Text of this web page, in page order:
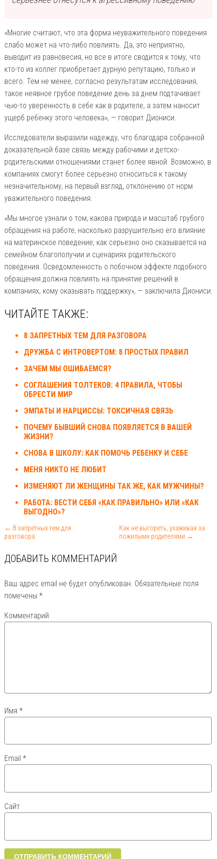
«Многие считают, что эта форма неуважительного поведения
слабо может на что-либо повлиять. Да, это неприятно,
выводит из равновесия, но все в итоге сводится к тому, что
кто-то из коллег приобретает дурную репутацию, только и
всего. Тем не менее, согласно результатам исследования,
такое неявное грубое поведение день за днем подтачивает
чью-то уверенность в себе как в родителе, а затем наносит
ущерб ребенку этого человека», — говорит Диониси.
Исследователи выразили надежду, что благодаря собранной
доказательной базе связь между рабочими и детско-
родительскими отношениями станет более явной. Возможно, в
компаниях смогут более серьезно относиться к такому
незначительному, на первый взгляд, отклонению от норм
уважительного поведения.
«Мы многое узнали о том, какова природа и масштаб грубого
обращения на работе, насколько разрушительно его влияние
на материнское поведение, как серьезно оно сказывается на
семейном благополучии и сценариях родительского
поведения. Осведомленность о побочном эффекте подобного
обращения должна повлиять на принятие решений в
компаниях, кому оказывать поддержку», — заключила Диониси.
ЧИТАЙТЕ ТАКЖЕ:
8 ЗАПРЕТНЫХ ТЕМ ДЛЯ РАЗГОВОРА
ДРУЖБА С ИНТРОВЕРТОМ: 8 ПРОСТЫХ ПРАВИЛ
ЗАЧЕМ МЫ ОШИБАЕМСЯ?
СОГЛАШЕНИЯ ТОЛТЕКОВ: 4 ПРАВИЛА, ЧТОБЫ
ОБРЕСТИ МИР
ЭМПАТЫ И НАРЦИССЫ: ТОКСИЧНАЯ СВЯЗЬ
ПОЧЕМУ БЫВШИЙ СНОВА ПОЯВЛЯЕТСЯ В ВАШЕЙ
ЖИЗНИ?
СНОВА В ШКОЛУ: КАК ПОМОЧЬ РЕБЕНКУ И СЕБЕ
МЕНЯ НИКТО НЕ ЛЮБИТ
ИЗМЕНЯЮТ ЛИ ЖЕНЩИНЫ ТАК ЖЕ, КАК МУЖЧИНЫ?
РАБОТА: ВЕСТИ СЕБЯ «КАК ПРАВИЛЬНО» ИЛИ «КАК
ВЫГОДНО»?
← 8 запретных тем для
разговора
Как не выгореть, ухаживая за
пожилыми родителями →
ДОБАВИТЬ КОММЕНТАРИЙ
Ваш адрес email не будет опубликован. Обязательные поля
помечены *
Комментарий
Имя *
Email *
Сайт